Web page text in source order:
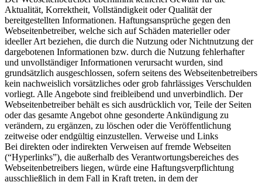
Aktualität, Korrektheit, Vollständigkeit oder Qualität der
bereitgestellten Informationen. Haftungsansprüche gegen den
Webseitenbetreiber, welche sich auf Schäden materieller oder
ideeller Art beziehen, die durch die Nutzung oder Nichtnutzung der
dargebotenen Informationen bzw. durch die Nutzung fehlerhafter
und unvollständiger Informationen verursacht wurden, sind
grundsätzlich ausgeschlossen, sofern seitens des Webseitenbetreibers
kein nachweislich vorsätzliches oder grob fahrlässiges Verschulden
vorliegt. Alle Angebote sind freibleibend und unverbindlich. Der
Webseitenbetreiber behält es sich ausdrücklich vor, Teile der Seiten
oder das gesamte Angebot ohne gesonderte Ankündigung zu
verändern, zu ergänzen, zu löschen oder die Veröffentlichung
zeitweise oder endgültig einzustellen. Verweise und Links
Bei direkten oder indirekten Verweisen auf fremde Webseiten
(“Hyperlinks”), die außerhalb des Verantwortungsbereiches des
Webseitenbetreibers liegen, würde eine Haftungsverpflichtung
ausschließlich in dem Fall in Kraft treten, in dem der